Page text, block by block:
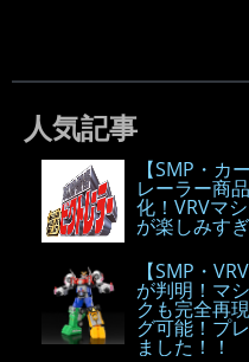
人気記事
【SMP・カ
レーラー商
化！VRVマ
が楽しみす
【SMP・
が判明！マ
クも完全再
グ可能！プ
ました！！